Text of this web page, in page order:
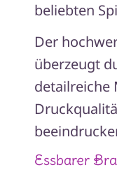
beliebten
Der
überzeugt
detailreiche
Essbarer